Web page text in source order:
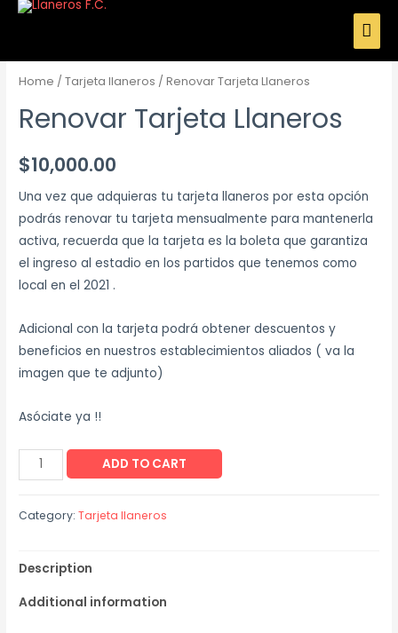
Home /Tarjeta llaneros / Renovar Tarjeta Llaneros
Renovar Tarjeta Llaneros
$10,000.00
Una vez que adquieras tu tarjeta llaneros por esta opción
podrás renovar tu tarjeta mensualmente para mantenerla
activa, recuerda que la tarjeta es la boleta que garantiza
el ingreso al estadio en los partidos que tenemos como
local en el 2021 .
Adicional con la tarjeta podrá obtener descuentos y
beneficios en nuestros establecimientos aliados ( va la
imagen que te adjunto)
Asóciate ya !!
ADD TO CART
Category:Tarjeta llaneros
Description
Additional information